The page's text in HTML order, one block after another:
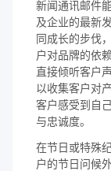
新闻通讯邮件
及企业的最新
同成长的步伐
户对品牌的依
直接倾听客户
以收集客户对
客户感受到自
与忠诚度。
在节日或特殊
户的节日问候